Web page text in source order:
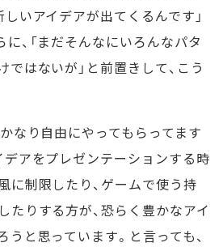
いアイデアが出てくるんです」
、「まだそんなにいろんなパタ
はないが」と前置きして、こう
なり自由にやってもらってます
デアをプレゼンテーションする時
に制限したり、ゲームで使う持
たりする方が、恐らく豊かなアイ
と思っています。と言っても、